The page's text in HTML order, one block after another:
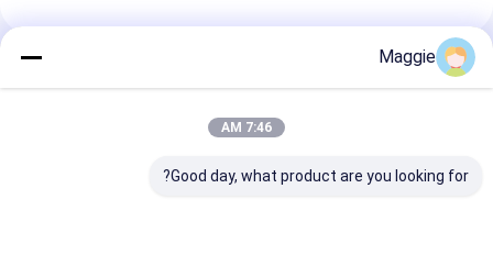
المنتجات الموصى بها
Maggie
7:46 AM
Good day, what product are you looking for?